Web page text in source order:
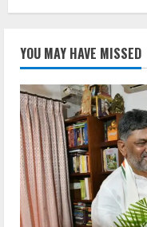
YOU MAY HAVE MISSED